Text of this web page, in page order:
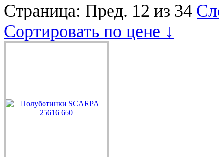
Страница: Пред. 12 из 34
Сортировать по цене ↓